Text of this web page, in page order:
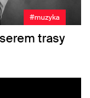
#muzyka
trasy